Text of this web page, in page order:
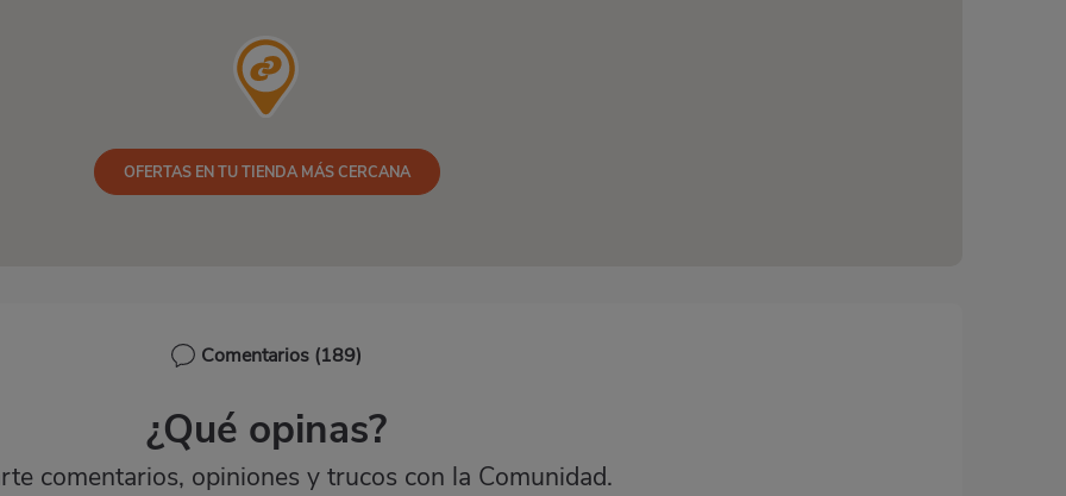
OFERTAS EN TU TIENDA MÁS CERCANA
Comentarios (189)
¿Qué opinas?
comentarios, opiniones y trucos con la Comunidad.